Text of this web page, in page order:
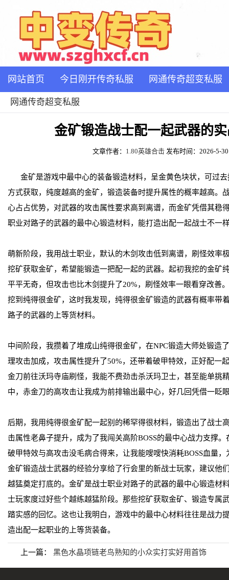
网站首页 今日刚开传奇私服 网通传奇超变私服
网通传奇超变私服
金矿锻造战士配一起武器的
文章作者： 1.80英雄合击 发布时间：2026-5-
金矿是游戏中最中心的装备锻造材料，呈金黄色块状，可过
方式获取，纯度越高的金矿，锻造装备时提升属性的概率越高。
心占占优势，对武器的攻击属性要求高到离谱，而金矿凭借其稳
职业对路子的武器的最中心锻造材料，能打造出配一起战士不一
萌新阶段，我用战士职业，默认的木剑攻击低到离谱，刷怪效率
挖矿获取金矿，希望能锻造一把配一起的武器。起初我挖的金矿
平平无奇，但攻击也比木剑提升了20%，刷怪效率一眼看穿改善
挖到纯得很金矿，这时我发现，纯得很金矿锻造的武器有概率带
路子的武器的上等货材料。
中间阶段，我攒着了堆成山纯得很金矿，在NPC锻造大师处锻造
理攻击加成，攻击属性提升了50%，还带着破甲特效，正好配一
金刀前往沃玛寺庙刷怪，我能不费劲击杀沃玛卫士，甚至能单挑
中，赤金刀的高攻击让我成为前排输出最中心，好几回凭借一眨
后期，我用纯得很金矿配一起别的稀罕得很材料，锻造出了战士
击属性老鼻子提升，成为了我闯关高阶BOSS的最中心战力支撑
破甲特效与高攻击没毛病合得来，让我能嗖嗖快消耗BOSS血量
金矿锻造战士武器的经验分享给了行会里的新战士玩家，建议他
越猛奠定打底的。金矿是战士职业对路子的武器的最中心锻造材
士玩家度过好些个越练越猛阶段。那些挖矿获取金矿、锻造专属
踏实感的回忆。这也让我明白，游戏中的最中心材料往往是战力
造出配一起职业的上等货装备。
上一篇： 黑色水晶项链老鸟熟知的小众实打实好用首饰